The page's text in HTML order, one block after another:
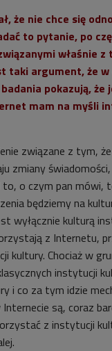
że nie chce się
to pytanie, po
właśnie
taki argument, że
pokazują, że
mam na myśli
związane z tym,
zmiany
o czym pan mówi,
będziemy na
wyłącznie kulturą
z Internetu,
kultury. Chociaż w
instytucji
i co za tym idzie
są, coraz
z instytucji